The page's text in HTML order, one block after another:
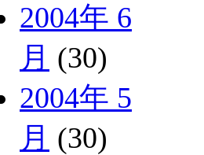
2004年 6
月 (30)
2004年 5
月 (30)